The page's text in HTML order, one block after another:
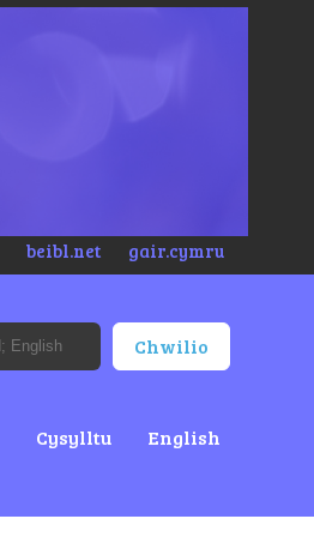
beibl.net gair.cymru
Cysylltu English